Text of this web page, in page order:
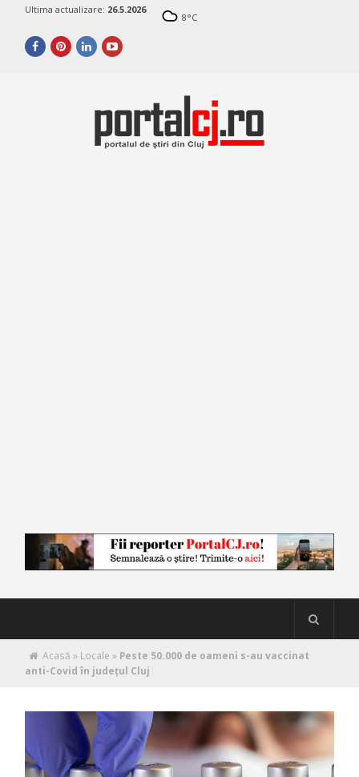
Ultima actualizare: 26.5.2026
8°C
Acasă » Locale » Peste 50.000 de oameni s-au vaccinat
anti-Covid în județul Cluj